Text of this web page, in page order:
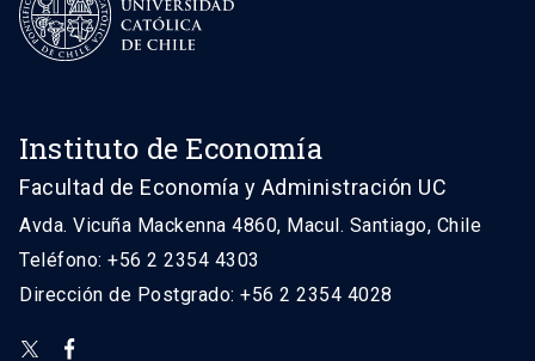
Instituto de Economía
Facultad de Economía y Administración UC
Avda. Vicuña Mackenna 4860, Macul. Santiago, Chile
Teléfono: +56 2 2354 4303
Dirección de Postgrado: +56 2 2354 4028